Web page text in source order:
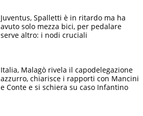
Juventus, Spalletti è in ritardo ma ha
avuto solo mezza bici, per pedalare
serve altro: i nodi cruciali
Italia, Malagò rivela il capodelegazione
azzurro, chiarisce i rapporti con Mancini
e Conte e si schiera su caso Infantino